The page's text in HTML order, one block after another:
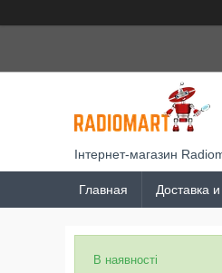
Інтернет-магазин
Главная Доставка
В наявності